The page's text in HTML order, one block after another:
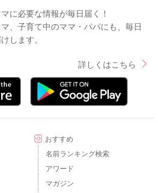
に必要な情報が毎日届く！
、子育て中のママ・パパにも、毎日
します。
詳しくはこちら
おすすめ
名前ランキング検索
アワード
マガジン